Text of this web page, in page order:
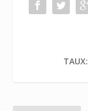
TAUX: